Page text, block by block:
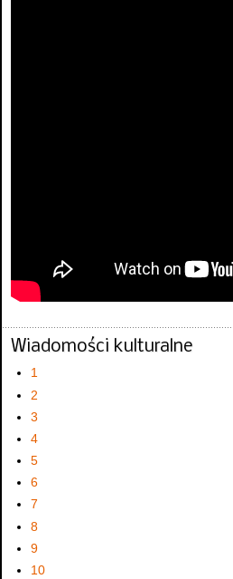
Wiadomości kulturalne
1
2
3
4
5
6
7
8
9
10